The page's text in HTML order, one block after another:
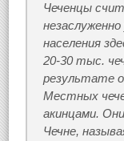
Чеченцы
населения
20-30 тыс.
результате
Местных
акинцами.
Чечне,